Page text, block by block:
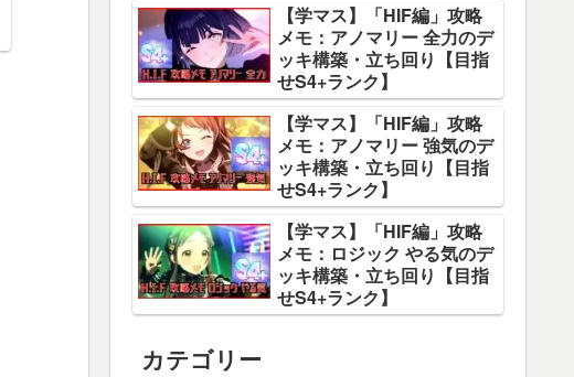
【学マス】「HIF編」攻略
メモ：アノマリー 全力のデ
ッキ構築・立ち回り【目指
せS4+ランク】
【学マス】「HIF編」攻略
メモ：アノマリー 強気のデ
ッキ構築・立ち回り【目指
せS4+ランク】
【学マス】「HIF編」攻略
メモ：ロジック やる気のデ
ッキ構築・立ち回り【目指
せS4+ランク】
カテゴリー